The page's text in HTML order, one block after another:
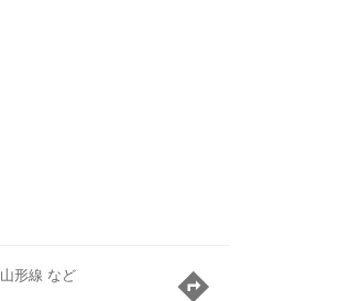
山形線 など